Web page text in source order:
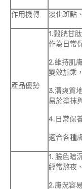
作用機轉 淡化斑點
產品優勢
1.穀胱甘
作為日常
2.維持肌
雙效加乘
3.清爽質
易於塗抹
4.日常保
適合各種
1. 臉色暗
經常熬夜
2.膚況容